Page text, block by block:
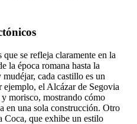
se refleja claramente en la
la época romana hasta la
cada castillo es un
el Alcázar de Segovia
morisco, mostrando cómo
en una sola construcción. Otro
Coca, que exhibe un estilo